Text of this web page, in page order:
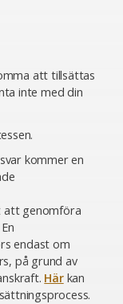
att tillsättas
inte med din
kommer en
att genomföra
endast om
på grund av
Härkan